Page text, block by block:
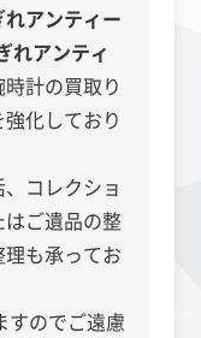
れアンティー
れアンティ
計の買取り
化しており
コレクショ
ご遺品の整
も承ってお
すのでご遠慮